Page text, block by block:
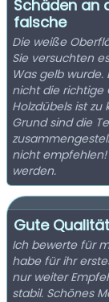
Schäden an
falsche
Die weiße
Sie versuchten
Was gelb wurde.
nicht die richtige
Holzdübels ist zu
Grund sind die
nicht
werden.
Gute Qualität
Ich bewerte für
habe für ihr
nur weiter
stabil. Schönes